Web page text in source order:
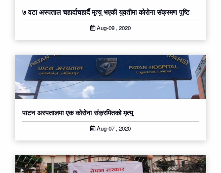
७ वटा अस्पताल चहार्दाचहार्दै मृत्यु भएकी युवतीमा कोरोना संक्रमण पुष्टि
Aug-09 , 2020
पाटन अस्पतालमा एक कोरोना संक्रमितको मृत्यु
Aug-07 , 2020